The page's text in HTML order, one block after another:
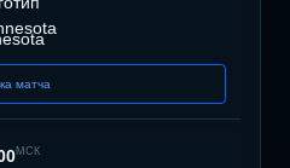
матча
МСК